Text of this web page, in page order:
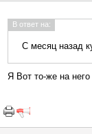
В ответ на:
С месяц назад
Я Вот то-же на